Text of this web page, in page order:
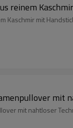
reinem
Kaschmir mit
mit
mit nahtloser